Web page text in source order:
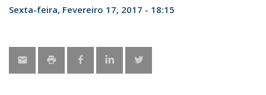
Sexta-feira, Fevereiro 17, 2017 - 18:15